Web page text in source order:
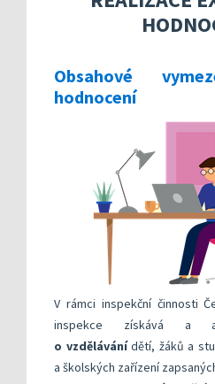
Další náměty pro
Vybrané nástroje
KOMPAS s
Rok v ředitelně
Obsahové
hodnocení
V rámci inspekční činnosti
inspekce získává a
o vzdělávánídětí, žáků a
a školských zařízení